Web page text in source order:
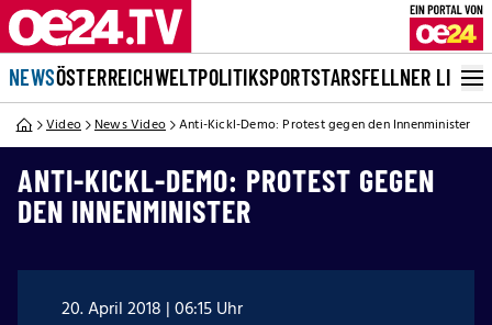
NEWSÖSTERREICHWELTPOLITIKSPORTSTARSFELLNER LIVE
Video News Video Anti-Kickl-Demo: Protest gegen den Innenminister
ANTI-KICKL-DEMO: PROTEST GEGEN
DEN INNENMINISTER
20. April 2018 | 06:15 Uhr